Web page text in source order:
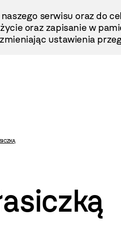
serwisu oraz do
oraz zapisanie w
ustawienia